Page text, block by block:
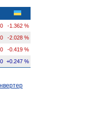
-1.362 %
-2.028 %
-0.419 %
+0.247 %